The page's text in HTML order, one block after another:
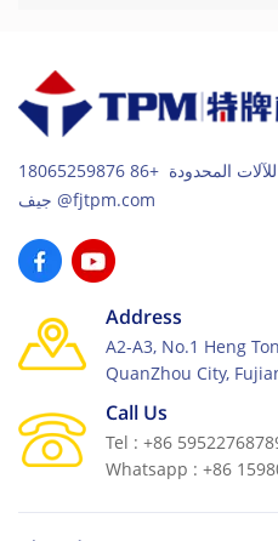
شركة فوجيان تيباي للآلات المحدودة +86 18065259876
جيف@fjtpm.com
Address
A2-A3, No.1 Heng
QuanZhou City,
Call Us
Tel : +86
Whatsapp : +86